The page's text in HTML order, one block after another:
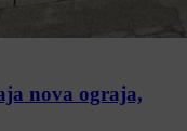
nova ograja,